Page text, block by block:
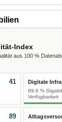
Index
aus 100 %
41 Digitale
89,6 %
Verfügbarkeit
89